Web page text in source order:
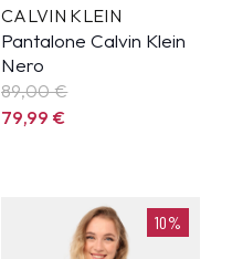
CALVIN KLEIN
Pantalone Calvin Klein
Nero
89,00 €
79,99€
10%